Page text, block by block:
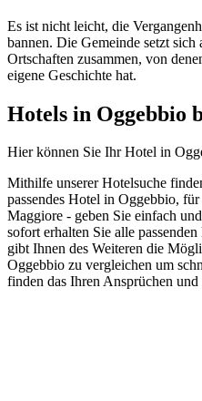
Es ist nicht leicht, die
bannen. Die Gemeinde setzt
Ortschaften zusammen, von
eigene Geschichte hat.
Hotels in Oggebbio
Hier können Sie Ihr Hotel in
Mithilfe unserer Hotelsuche
passendes Hotel in Oggebbio,
Maggiore - geben Sie einfach
sofort erhalten Sie alle
gibt Ihnen des Weiteren die
Oggebbio zu vergleichen um
finden das Ihren Ansprüchen